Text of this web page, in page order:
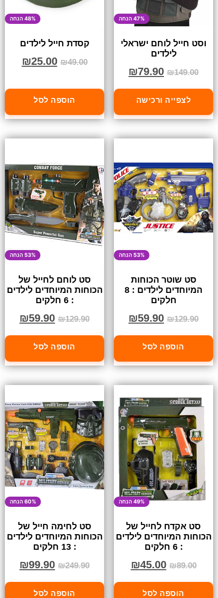
47% הנחה
וסט חייל לוחם ישראלי
לילדים
₪149.00
₪79.90
לצפייה ורכישה
48% הנחה
קסדת חייל לילדים
₪49.00
₪25.00
הוספה לסל
53% הנחה
סט שוטר הכוחות
המיוחדים לילדים : 8
חלקים
₪129.90
₪59.90
הוספה לסל
53% הנחה
סט לוחם לחייל של
הכוחות המיוחדים לילדים
: 6 חלקים
₪129.90
₪59.90
הוספה לסל
49% הנחה
סט אקדח לחייל של
הכוחות המיוחדים לילדים
: 6 חלקים
₪89.00
₪45.00
הוספה לסל
60% הנחה
סט לחימה חייל של
הכוחות המיוחדים לילדים
: 13 חלקים
₪249.90
₪99.90
הוספה לסל